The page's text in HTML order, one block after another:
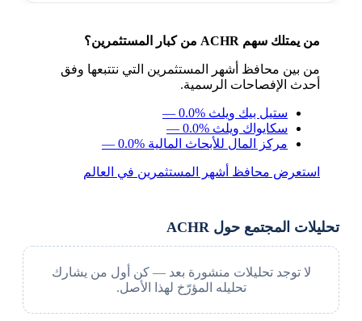
من يمتلك سهم ACHR من كبار المستثمرين؟
من بين محافظ أشهر المستثمرين التي نتتبعها وفق
أحدث الإفصاحات الرسمية.
ستيل بيك ويلث — 0.0%
سكايواك ويلث — 0.0%
مركز المال للأبحاث المالية — 0.0%
استعرض محافظ أشهر المستثمرين في العالم
تحليلات المجتمع حول ACHR
لا توجد تحليلات منشورة بعد — كن أول من يشارك
تحليله المؤرّخ لهذا الأصل.